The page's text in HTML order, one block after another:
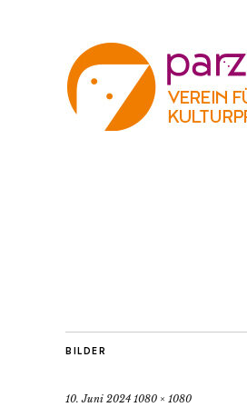
BILDER
10. Juni 2024 1080 × 1080